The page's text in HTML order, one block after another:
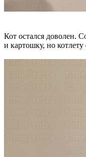
Кот остался доволен.
и картошку, но котлету